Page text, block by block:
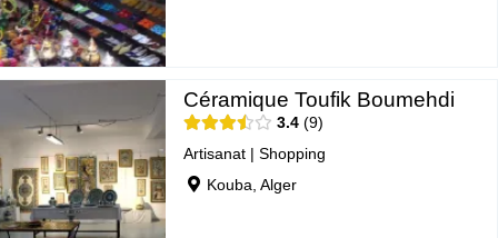
Céramique Toufik Boumehdi
3.4 9
Artisanat |Shopping
Kouba, Alger